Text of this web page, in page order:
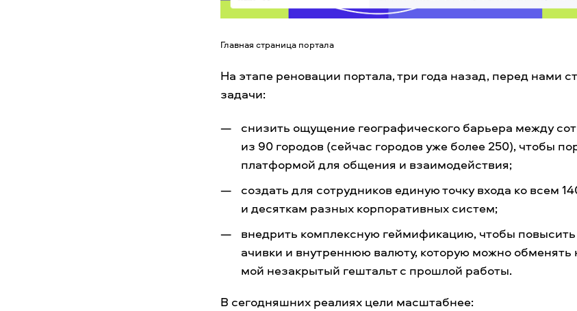
Главная страница портала
На этапе реновации портала, три года назад, перед нами
задачи:
снизить ощущение географического барьера между
из 90 городов (сейчас городов уже более 250), чтобы
платформой для общения и взаимодействия;
создать для сотрудников единую точку входа ко всем
и десяткам разных корпоративных систем;
внедрить комплексную геймификацию, чтобы повысить
ачивки и внутреннюю валюту, которую можно обменять
мой незакрытый гештальт с прошлой работы.
В сегодняшних реалиях цели масштабнее: